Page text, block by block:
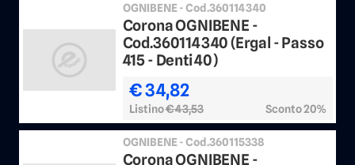
OGNIBENE - Cod.360114340
Corona OGNIBENE -
Cod.360114340 (Ergal - Passo
415 - Denti 40)
€ 34,82
Listino€ 43,53 Sconto 20%
OGNIBENE - Cod.360115338
Corona OGNIBENE -